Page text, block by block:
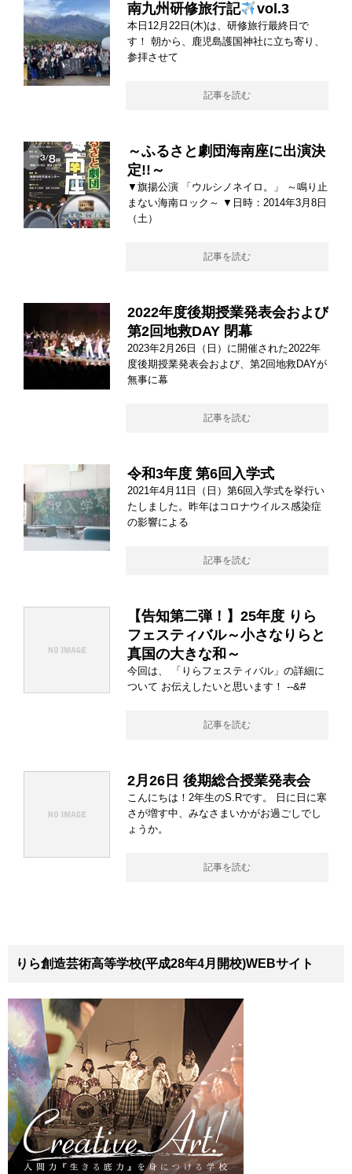
南九州研修旅行記 vol.3
本日12月22日(木)は、研修旅行最終日で
す！ 朝から、鹿児島護国神社に立ち寄り、
参拝させて
記事を読む
～ふるさと劇団海南座に出演決
定!!～
▼旗揚公演 「ウルシノネイロ。」 ～鳴り止
まない海南ロック～ ▼日時：2014年3月8日
（土）
記事を読む
2022年度後期授業発表会および
第2回地救DAY 閉幕
2023年2月26日（日）に開催された2022年
度後期授業発表会および、第2回地救DAYが
無事に幕
記事を読む
令和3年度 第6回入学式
2021年4月11日（日）第6回入学式を挙行い
たしました。昨年はコロナウイルス感染症
の影響による
記事を読む
【告知第二弾！】25年度 りら
フェスティバル～小さなりらと
真国の大きな和～
今回は、 「りらフェスティバル」の詳細に
ついて お伝えしたいと思います！ --&#
記事を読む
2月26日 後期総合授業発表会
こんにちは！2年生のS.Rです。 日に日に寒
さが増す中、みなさまいかがお過ごしでし
ょうか。
記事を読む
りら創造芸術高等学校(平成28年4月開校)WEBサイト